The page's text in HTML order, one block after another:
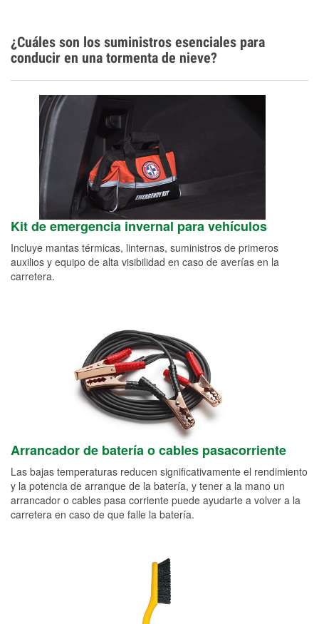
¿Cuáles son los suministros esenciales para
conducir en una tormenta de nieve?
Kit de emergencia invernal para vehículos
Incluye mantas térmicas, linternas, suministros de primeros
auxilios y equipo de alta visibilidad en caso de averías en la
carretera.
Arrancador de batería o cables pasacorriente
Las bajas temperaturas reducen significativamente el rendimiento
y la potencia de arranque de la batería, y tener a la mano un
arrancador o cables pasa corriente puede ayudarte a volver a la
carretera en caso de que falle la batería.